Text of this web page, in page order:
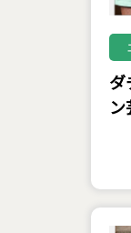
ダ
ン